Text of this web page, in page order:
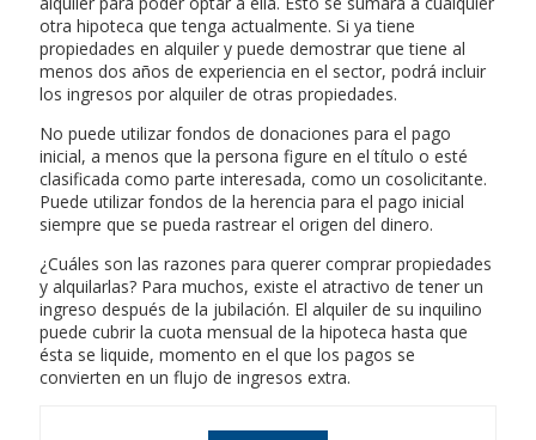
otra hipoteca que tenga actualmente. Si ya tiene
propiedades en alquiler y puede demostrar que tiene al
menos dos años de experiencia en el sector, podrá incluir
los ingresos por alquiler de otras propiedades.
No puede utilizar fondos de donaciones para el pago
inicial, a menos que la persona figure en el título o esté
clasificada como parte interesada, como un cosolicitante.
Puede utilizar fondos de la herencia para el pago inicial
siempre que se pueda rastrear el origen del dinero.
¿Cuáles son las razones para querer comprar propiedades
y alquilarlas? Para muchos, existe el atractivo de tener un
ingreso después de la jubilación. El alquiler de su inquilino
puede cubrir la cuota mensual de la hipoteca hasta que
ésta se liquide, momento en el que los pagos se
convierten en un flujo de ingresos extra.